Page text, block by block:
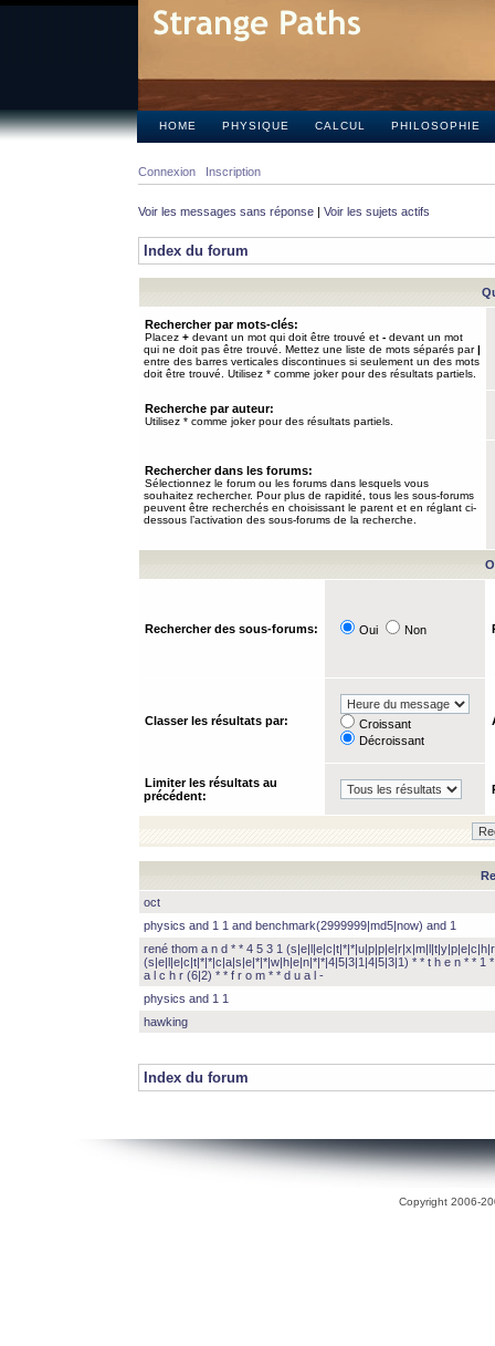
HOME PHYSIQUE CALCUL PHILOSOPHIE
Connexion Inscription
Voir les messages sans réponse | Voir les sujets actifs
Index du forum
Rechercher par mots-clés:
Placez + devant un mot qui doit être trouvé et - devant un mot
qui ne doit pas être trouvé. Mettez une liste de mots séparés par|
entre des barres verticales discontinues si seulement un des mots
doit être trouvé. Utilisez * comme joker pour des résultats partiels.
Recherche par auteur:
Utilisez * comme joker pour des résultats partiels.
Rechercher dans les forums:
Sélectionnez le forum ou les forums dans lesquels vous
souhaitez rechercher. Pour plus de rapidité, tous les sous-forums
peuvent être recherchés en choisissant le parent et en réglant ci-
dessous l’activation des sous-forums de la recherche.
Rechercher des sous-forums: Oui Non
Classer les résultats par:
Croissant
Décroissant
Limiter les résultats au
précédent:
oct
physics and 1 1 and benchmark(2999999|md5|now) and 1
rené thom a n d * * 4 5 3 1
(s|e|l|e|c|t|*|*|c|a|s|e|*|*|w|h|e|n|*|*|4|5|3|1|4|5|3|1) * * t h e n * * 1
a l c h r (6|2) * * f r o m * * d u a l -
physics and 1 1
hawking
Index du forum
Copyright 2006-